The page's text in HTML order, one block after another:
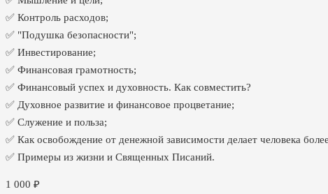
✅ Контроль расходов;
✅ "Подушка безопасности";
✅ Инвестирование;
✅ Финансовая грамотность;
✅ Финансовый успех и духовность. Как совместить?
✅ Духовное развитие и финансовое процветание;
✅ Служение и польза;
✅ Как освобождение от денежной зависимости делает человека
✅ Примеры из жизни и Священных Писаний.
1 000 ₽